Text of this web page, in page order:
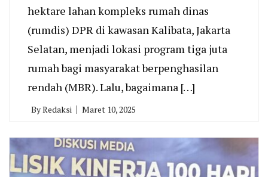
hektare lahan kompleks rumah dinas
(rumdis) DPR di kawasan Kalibata, Jakarta
Selatan, menjadi lokasi program tiga juta
rumah bagi masyarakat berpenghasilan
rendah (MBR). Lalu, bagaimana […]
ByRedaksi Maret 10, 2025